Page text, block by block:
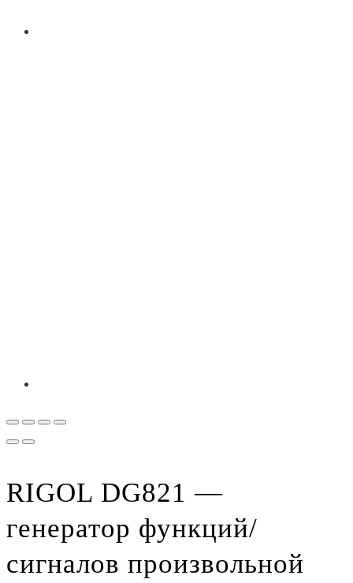
RIGOL DG821 —
генератор функций/
сигналов произвольной